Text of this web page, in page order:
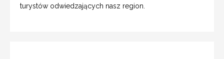
turystów odwiedzających nasz region.